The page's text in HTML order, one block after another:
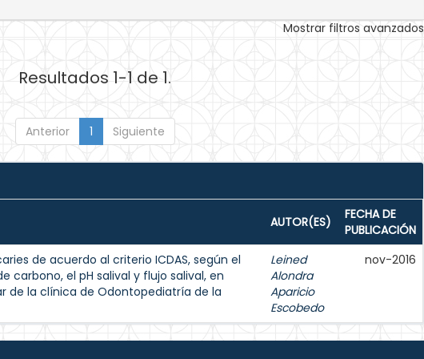
Mostrar filtros avanzados
Resultados 1-1 de 1.
Anterior 1 Siguiente
AUTOR(ES)
FECHA DE
PUBLICACIÓN
de acuerdo al criterio ICDAS, según el
carbono, el pH salival y flujo salival, en
de la clínica de Odontopediatría de la
Leined
Alondra
Aparicio
Escobedo
nov-2016